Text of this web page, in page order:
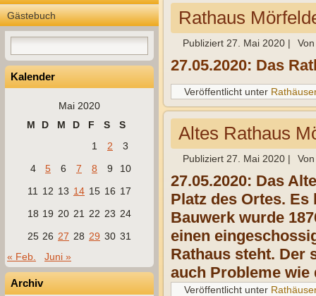
Gästebuch
Kalender
Mai 2020
M
D M D F S
S
1
2
3
4
5 6 7 8 9
10
11
12 13 14 15 16 17
18 19 20 21 22 23 24
25 26 27 28 29 30 31
« Feb.
Juni »
Archiv
Rathaus
Publiziert 27. Mai 2020 | Von
27.05.2020: Das
Veröffentlicht unter
Altes Rathaus
Publiziert 27. Mai 2020 | Von
27.05.2020: Das
Platz des Ortes.
Bauwerk wurde
einen
Rathaus steht. Der
auch Probleme
Veröffentlicht unter